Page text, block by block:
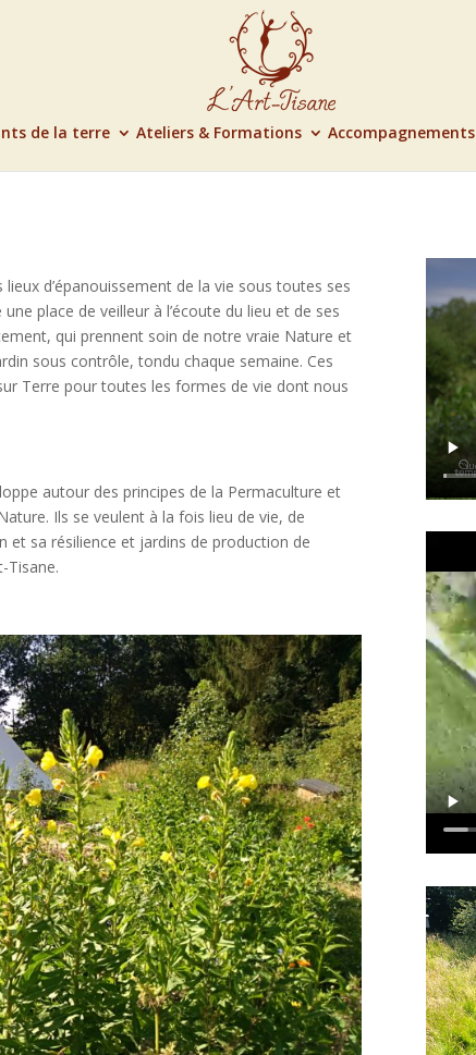
de la terre Ateliers & Formations Accompagnements
d’épanouissement de la vie sous toutes ses
place de veilleur à l’écoute du lieu et de ses
qui prennent soin de notre vraie Nature et
sous contrôle, tondu chaque semaine. Ces
Terre pour toutes les formes de vie dont nous
autour des principes de la Permaculture et
Ils se veulent à la fois lieu de vie, de
et sa résilience et jardins de production de
Tisane.